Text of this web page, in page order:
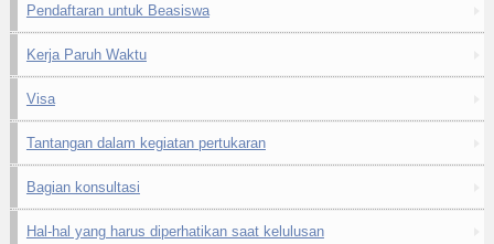
Pendaftaran untuk Beasiswa
Kerja Paruh Waktu
Visa
Tantangan dalam kegiatan pertukaran
Bagian konsultasi
Hal-hal yang harus diperhatikan saat kelulusan